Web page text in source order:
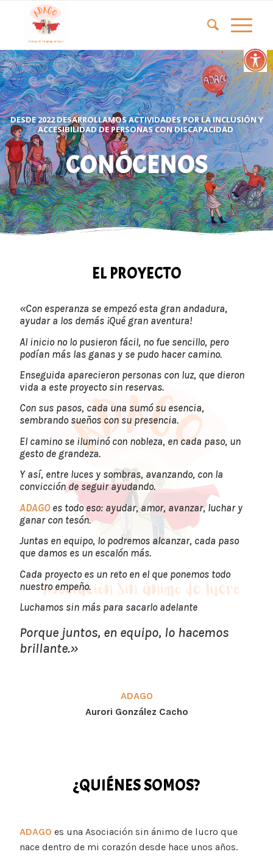
DESDE 2022 DESARROLLAMOS ACTIVIDADES POR LA INCLUSIÓN Y
ACCESIBILIDAD DE PERSONAS CON DISCAPACIDAD
CONÓCENOS
EL PROYECTO
«Con esperanza se empezó esta gran andadura,
ayudar a los demás ¡Qué gran aventura!
Al inicio no lo pusieron fácil, no fue sencillo, pero
podían más las ganas y se pudo hacer camino.
Enseguida aparecieron personas con luz, que dieron
vida a este proyecto sin reservas.
Con sus pasos, cada una sumó su esencia,
sembrando sueños con su presencia.
El camino se iluminó con nobleza, en cada paso, un
gesto de grandeza.
Y así, entre luces y sombras, avanzando, con la
convicción de seguir ayudando.
ADAGOes todo eso: ayudar, amor, avanzar, luchar y
ganar con tesón.
Juntas en equipo, lo podremos alcanzar, cada paso
que damos es un escalón más.
Cada proyecto es un reto en el que ponemos todo
nuestro empeño.
Luchamos sin más para sacarlo adelante
Porque juntos, en equipo, lo hacemos
brillante.»
ADAGO
Aurori González Cacho
¿QUIÉNES SOMOS?
ADAGO es una Asociación sin ánimo de lucro que
nace dentro de mi corazón desde hace unos años.